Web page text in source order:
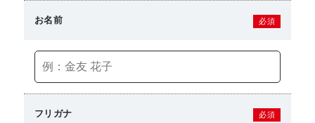
お名前 必須
フリガナ 必須